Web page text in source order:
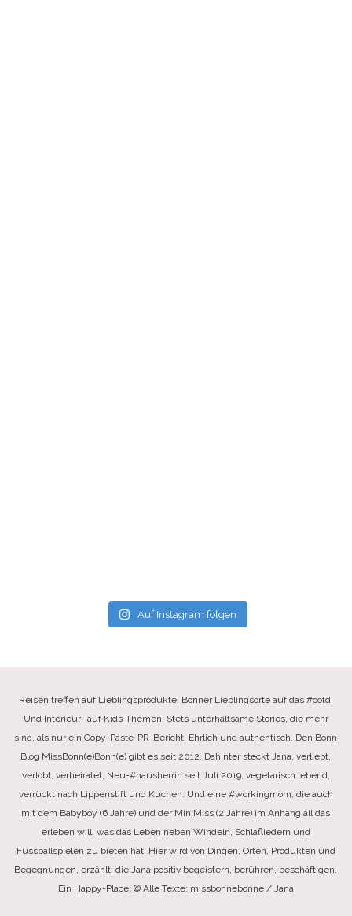
Auf Instagram folgen
Reisen treffen auf Lieblingsprodukte, Bonner Lieblingsorte auf das #ootd.
Und Interieur- auf Kids-Themen. Stets unterhaltsame Stories, die mehr
sind, als nur ein Copy-Paste-PR-Bericht. Ehrlich und authentisch. Den Bonn
Blog MissBonn(e)Bonn(e) gibt es seit 2012. Dahinter steckt Jana, verliebt,
verlobt, verheiratet, Neu-#hausherrin seit Juli 2019, vegetarisch lebend,
verrückt nach Lippenstift und Kuchen. Und eine #workingmom, die auch
mit dem Babyboy (6 Jahre) und der MiniMiss (2 Jahre) im Anhang all das
erleben will, was das Leben neben Windeln, Schlafliedern und
Fussballspielen zu bieten hat. Hier wird von Dingen, Orten, Produkten und
Begegnungen, erzählt, die Jana positiv begeistern, berühren, beschäftigen.
Ein Happy-Place. © Alle Texte: missbonnebonne / Jana